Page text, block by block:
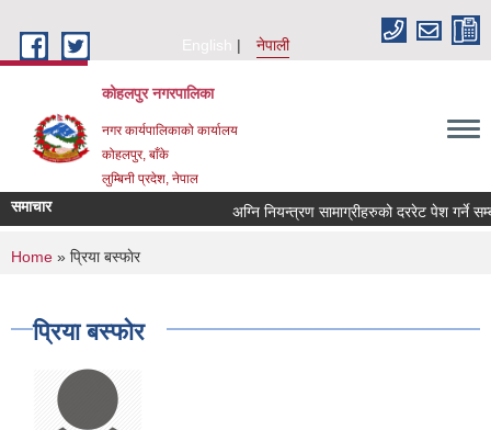
English
नेपाली
कोहलपुर नगरपालिका
नगर कार्यपालिकाको कार्यालय
कोहलपुर, बाँके
लुम्बिनी प्रदेश, नेपाल
समाचार
You are here
Home » प्रिया बस्फाेर
प्रिया बस्फाेर